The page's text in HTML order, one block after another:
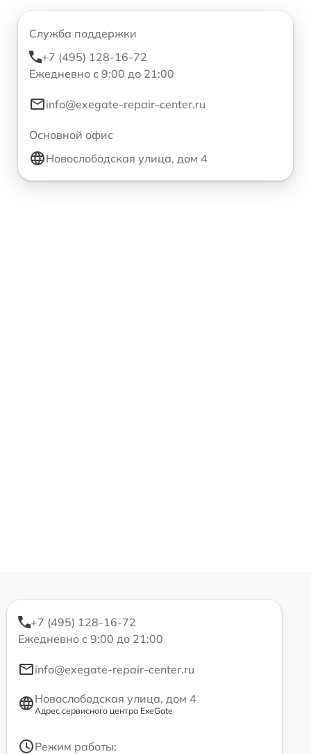
Служба поддержки
+7 (495) 128-16-72
Ежедневно с 9:00 до 21:00
info@exegate-repair-center.ru
Основной офис
Новослободская улица, дом 4
+7 (495) 128-16-72
Ежедневно с 9:00 до 21:00
info@exegate-repair-center.ru
Новослободская улица, дом 4
Адрес сервисного центра ExeGate
Режим работы: